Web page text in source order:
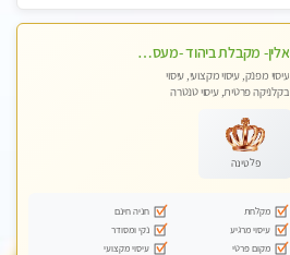
אלין- מקבלת ביהוד -מעסה פרטית ואיכותית לבד ביהוד . עיסוי מפנק איכותי מקצועי אצלי ביהוד
עיסוי מפנק, עיסוי מקצועי, עיסוי
בקלניקה פרטית, עיסוי טנטרה
פלטינה
מקלחת
חניה חינם
עיסוי מרגיע
נקי ומסודר
מקום פרטי
עיסוי מקצועי